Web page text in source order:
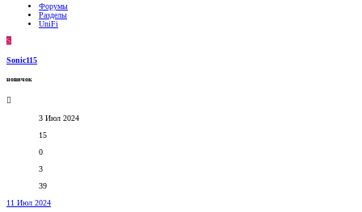
Форумы
Разделы
UniFi
S
Sonic115
новичок
3 Июл 2024
15
0
3
39
11 Июл 2024